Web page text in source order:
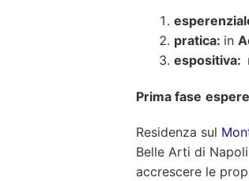
pratica: in
espositiva:
Prima fase
Residenza sul
Belle Arti di
accrescere le